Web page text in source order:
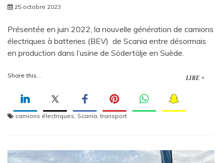
25 octobre 2023
Présentée en juin 2022, la nouvelle génération de camions
électriques à batteries (BEV) de Scania entre désormais
en production dans l’usine de Södertälje en Suède.
Share this... LIRE +
camions électriques Scania ,transport